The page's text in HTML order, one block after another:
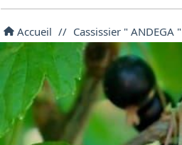
Accueil // Cassissier " ANDEGA